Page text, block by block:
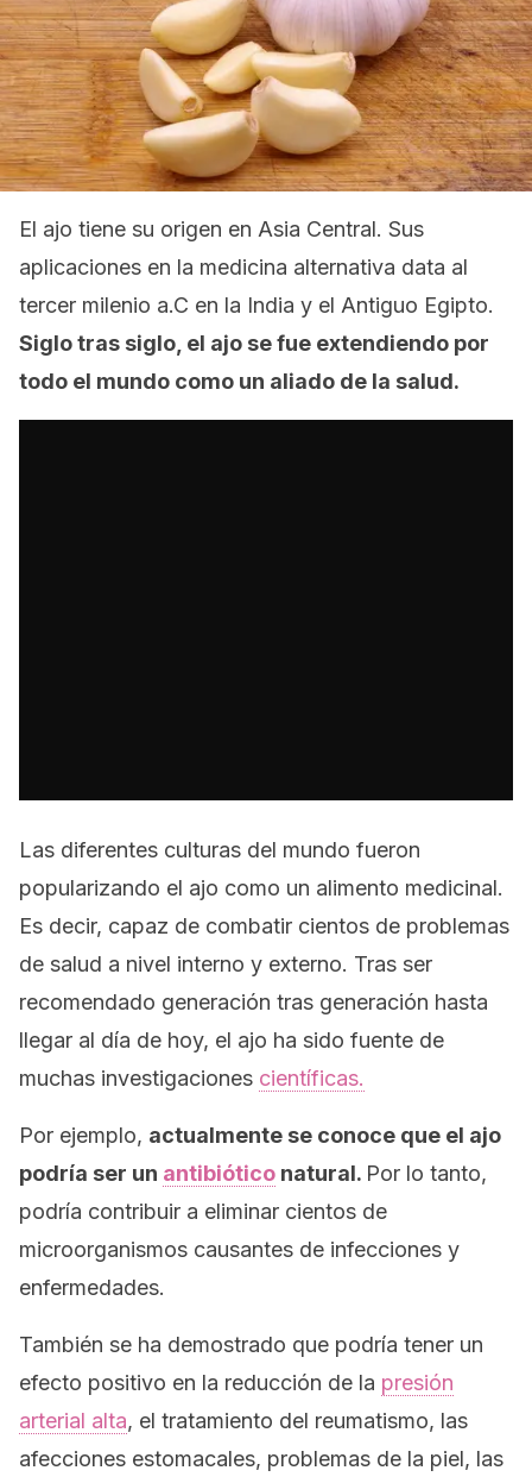
El ajo tiene su origen en Asia Central. Sus
aplicaciones en la medicina alternativa data al
tercer milenio a.C en la India y el Antiguo Egipto.
Siglo tras siglo, el ajo se fue extendiendo por
todo el mundo como un aliado de la salud.
Las diferentes culturas del mundo fueron
popularizando el ajo como un alimento medicinal.
Es decir, capaz de combatir cientos de problemas
de salud a nivel interno y externo. Tras ser
recomendado generación tras generación hasta
llegar al día de hoy, el ajo ha sido fuente de
muchas investigaciones científicas.
Por ejemplo, actualmente se conoce que el ajo
podría ser un antibiótico natural. Por lo tanto,
podría contribuir a eliminar cientos de
microorganismos causantes de infecciones y
enfermedades.
También se ha demostrado que podría tener un
efecto positivo en la reducción de la presión
arterial alta, el tratamiento del reumatismo, las
afecciones estomacales, problemas de la piel, las